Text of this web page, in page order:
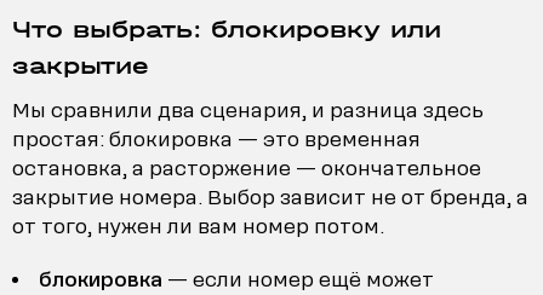
Что выбрать: блокировку или
закрытие
Мы сравнили два сценария, и разница здесь
простая: блокировка — это временная
остановка, а расторжение — окончательное
закрытие номера. Выбор зависит не от бренда, а
от того, нужен ли вам номер потом.
блокировка — если номер ещё может